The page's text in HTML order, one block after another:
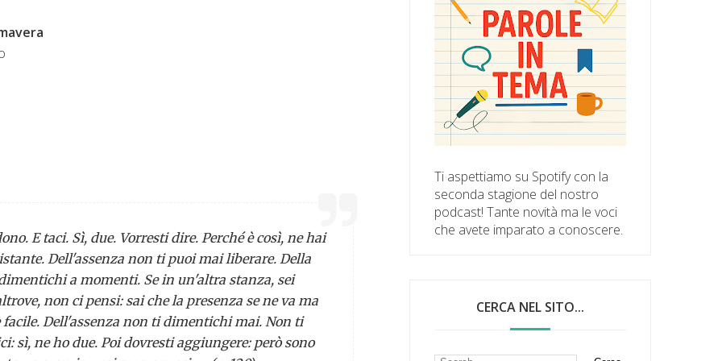
E taci. Sì, due. Vorresti dire. Perché è così, ne hai
Dell'assenza non ti puoi mai liberare. Della
a momenti. Se in un'altra stanza, sei
non ci pensi: sai che la presenza se ne va ma
Dell'assenza non ti dimentichi mai. Non ti
sì, ne ho due. Poi dovresti aggiungere: però sono
Ti aspettiamo su Spotify con la
seconda stagione del nostro
podcast! Tante novità ma le voci
che avete imparato a conoscere.
CERCA NEL SITO...